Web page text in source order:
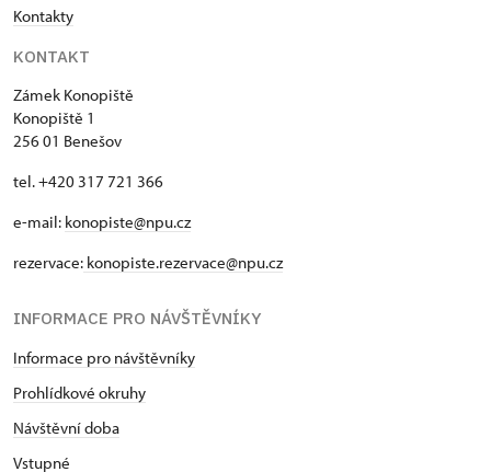
Kontakty
KONTAKT
Zámek Konopiště
Konopiště 1
256 01 Benešov
tel. +420 317 721 366
e-mail: konopiste@npu.cz
rezervace: konopiste.rezervace@npu.cz
INFORMACE PRO NÁVŠTĚVNÍKY
Informace pro návštěvníky
Prohlídkové okruhy
Návštěvní doba
Vstupné